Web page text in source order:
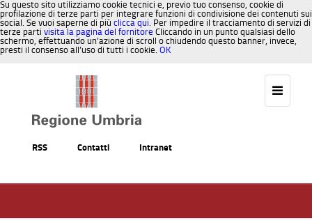
Su questo sito utilizziamo cookie tecnici e, previo tuo consenso, cookie di
profilazione di terze parti per integrare funzioni di condivisione dei contenuti sui
social. Se vuoi saperne di più clicca qui. Per impedire il tracciamento di servizi di
terze parti visita la pagina del fornitore Cliccando in un punto qualsiasi dello
schermo, effettuando un’azione di scroll o chiudendo questo banner, invece,
presti il consenso all’uso di tutti i cookie. OK
RSS Contatti Intranet